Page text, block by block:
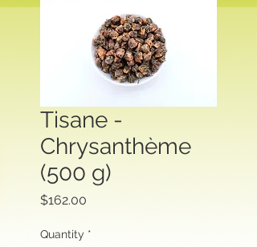
Tisane -
Chrysanthème
(500 g)
$162.00
Quantity *